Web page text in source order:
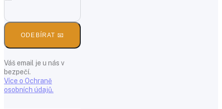
ODEBÍRAT 📧
Váš email je u nás v
bezpečí.
Více o Ochraně
osobních údajů.